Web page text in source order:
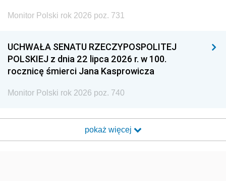
Monitor Polski rok 2026 poz. 731
UCHWAŁA SENATU RZECZYPOSPOLITEJ
POLSKIEJ z dnia 22 lipca 2026 r. w 100.
rocznicę śmierci Jana Kasprowicza
Monitor Polski rok 2026 poz. 740
pokaż więcej